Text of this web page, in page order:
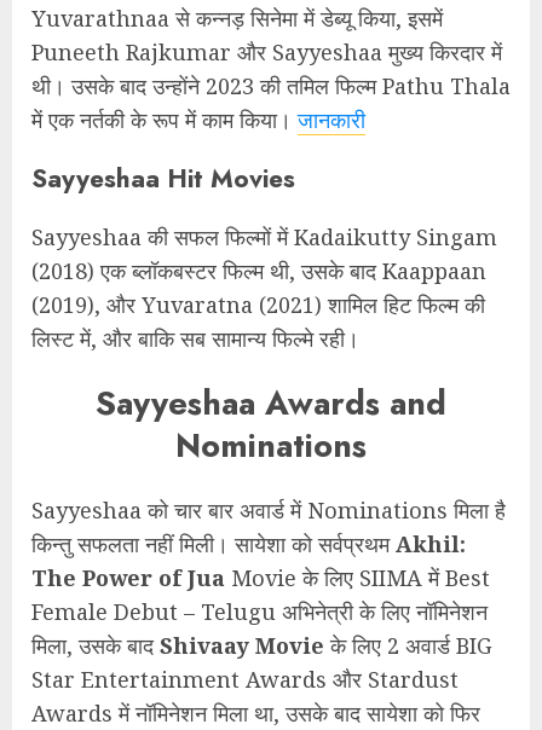
Yuvarathnaa से कन्नड़ सिनेमा में डेब्यू किया, इसमें
Puneeth Rajkumar और Sayyeshaa मुख्य किरदार में
थी। उसके बाद उन्होंने 2023 की तमिल फिल्म Pathu Thala
में एक नर्तकी के रूप में काम किया।जानकारी
Sayyeshaa Hit Movies
Sayyeshaa की सफल फिल्मों में Kadaikutty Singam
(2018) एक ब्लॉकबस्टर फिल्म थी, उसके बाद Kaappaan
(2019), और Yuvaratna (2021) शामिल हिट फिल्म की
लिस्ट में, और बाकि सब सामान्य फिल्मे रही।
Sayyeshaa Awards and
Nominations
Sayyeshaa को चार बार अवार्ड में Nominations मिला है
किन्तु सफलता नहीं मिली। सायेशा को सर्वप्रथमAkhil:
The Power of Jua Movie के लिए SIIMA में Best
Female Debut – Telugu अभिनेत्री के लिए नॉमिनेशन
मिला, उसके बादShivaay Movieके लिए 2 अवार्ड BIG
Star Entertainment Awards और Stardust
Awards में नॉमिनेशन मिला था, उसके बाद सायेशा को फिर